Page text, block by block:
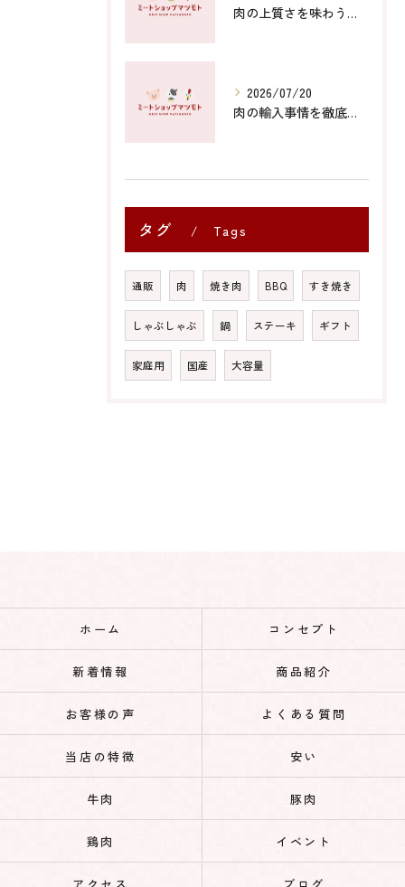
肉の上質さを味わう山口県防府市と下関市の至福体験徹底ガイド
2026/07/20
肉の輸入事情を徹底解説コスパや安全性から知る賢い選び方
タグ Tags
通販 肉 焼き肉 BBQ すき焼き
しゃぶしゃぶ 鍋 ステーキ ギフト
家庭用 国産 大容量
ホーム コンセプト
新着情報 商品紹介
お客様の声 よくある質問
当店の特徴 安い
牛肉 豚肉
鶏肉 イベント